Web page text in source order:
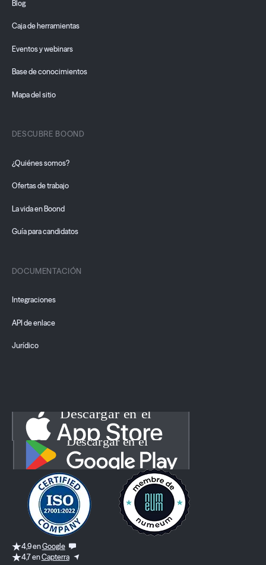
Blog
Caja de herramientas
Eventos y webinars
Base de conocimientos
Mapa del sitio
DESCUBRE BOOND
¿Quiénes somos?
Ofertas de trabajo
La vida en Boond
Guía para candidatos
DOCUMENTACIÓN
Integraciones
API de enlace
Jurídico
4,9 enGoogle
4,7 enCapterra